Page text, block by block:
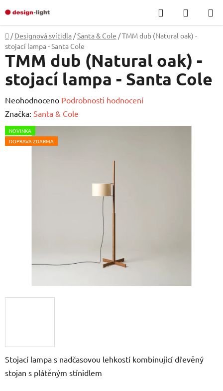
na
obsah
Hledat
KOŠÍK
Domů
/ Designová svítidla /Santa & Cole /TMM dub (Natural oak) -
stojací lampa - Santa Cole
Stojací lampa s nadčasovou lehkostí kombinující dřevěný
stojan s plátěným stínidlem
TMM dub (Natural oak) -
stojací lampa - Santa Cole
Průměrné
hodnocení
produktu
je
Neohodnoceno Podrobnosti hodnocení
Značka: Santa & Cole
NOVINKA
DOPRAVA ZDARMA